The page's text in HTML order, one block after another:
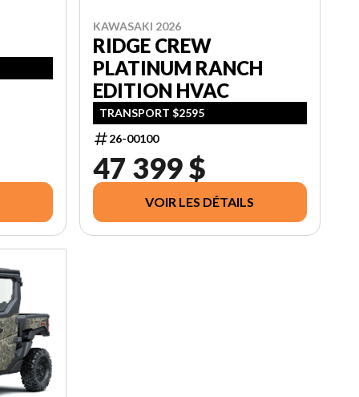
KAWASAKI 2026
RIDGE CREW
PLATINUM RANCH
EDITION HVAC
TRANSPORT $2595
26-00100
47 399 $
VOIR LES DÉTAILS